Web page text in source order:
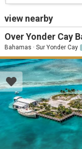
view nearby
Over Yonder Cay
Bahamas · Sur Yonder Cay